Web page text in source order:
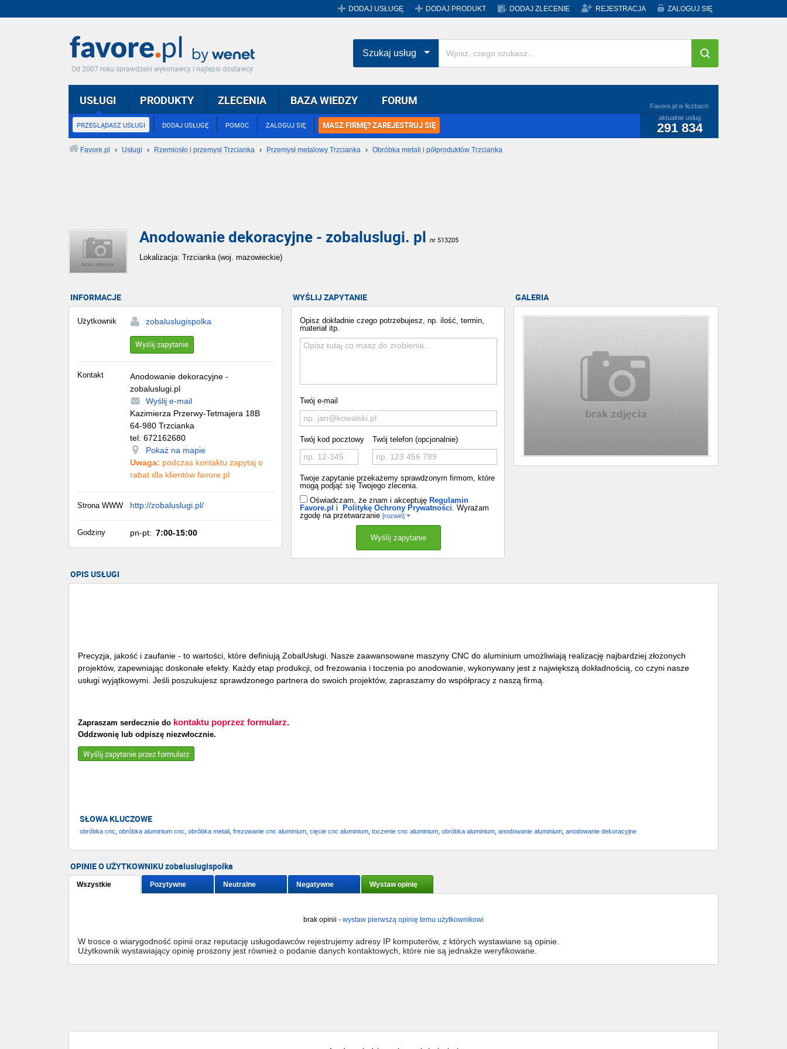
DODAJ USŁUGĘ DODAJ PRODUKT DODAJ ZLECENIE REJESTRACJA ZALOGUJ SIĘ
Od 2007 roku sprawdzeni wykonawcy i najlepsi dostawcy
USŁUGI
PRZEGLĄDASZ USŁUGI DODAJ USŁUGĘ POMOC ZALOGUJ SIĘ MASZ FIRMĘ? ZAREJESTRUJ SIĘ
Favore.pl w liczbach
aktualnie usług
291 834
PRODUKTY ZLECENIA BAZA WIEDZY FORUM
Szukaj usług
Favore.pl › Usługi › Rzemiosło i przemysł Trzcianka › Przemysł metalowy Trzcianka › Obróbka metali i półproduktów Trzcianka
Anodowanie dekoracyjne - zobaluslugi. pl nr 513205
Lokalizacja: Trzcianka (woj. mazowieckie)
GALERIA
WYŚLIJ ZAPYTANIE
Opisz dokładnie czego potrzebujesz, np. ilość, termin,
materiał itp.
Twój e-mail
Twój kod pocztowy Twój telefon (opcjonalnie)
Twoje zapytanie przekażemy sprawdzonym firmom, które
mogą podjąć się Twojego zlecenia.
Oświadczam, że znam i akceptuję Regulamin
Favore.pl i Politykę Ochrony Prywatności. Wyrażam
zgodę na przetwarzanie [rozwiń]
INFORMACJE
Użytkownik zobaluslugispolka
Wyślij zapytanie
Kontakt
Anodowanie dekoracyjne -
zobaluslugi.pl
Wyślij e-mail
Kazimierza Przerwy-Tetmajera 18B
64-980 Trzcianka
tel: 672162680
Pokaż na mapie
Uwaga: podczas kontaktu zapytaj o
rabat dla klientów favore.pl
Strona WWW http://zobaluslugi.pl/
Godziny pn-pt: 7:00-15:00
OPIS USŁUGI
Precyzja, jakość i zaufanie - to wartości, które definiują ZobalUsługi. Nasze zaawansowane maszyny CNC do aluminium umożliwiają realizację najbardziej złożonych
projektów, zapewniając doskonałe efekty. Każdy etap produkcji, od frezowania i toczenia po anodowanie, wykonywany jest z największą dokładnością, co czyni nasze
usługi wyjątkowymi. Jeśli poszukujesz sprawdzonego partnera do swoich projektów, zapraszamy do współpracy z naszą firmą.
Zapraszam serdecznie do kontaktu poprzez formularz.
Oddzwonię lub odpiszę niezwłocznie.
Wyślij zapytanie przez formularz
SŁOWA KLUCZOWE
obróbka cnc obróbka aluminium cnc obróbka metali frezowanie cnc aluminium cięcie cnc aluminium toczenie cnc aluminium obróbka aluminium anodowanie aluminium anodowanie dekoracyjne
OPINIE O UŻYTKOWNIKU zobaluslugispolka
Wszystkie Pozytywne Neutralne Negatywne Wystaw opinię
brak opinii - wystaw pierwszą opinię temu użytkownikowi
W trosce o wiarygodność opinii oraz reputację usługodawców rejestrujemy adresy IP komputerów, z których wystawiane są opinie.
Użytkownik wystawiający opinię proszony jest również o podanie danych kontaktowych, które nie są jednakże weryfikowane.